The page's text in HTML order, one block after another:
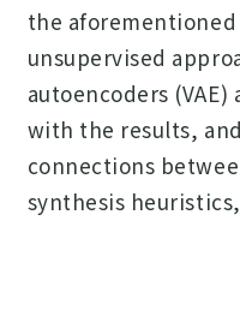
the aforementioned
unsupervised
autoencoders
with the results,
connections
synthesis